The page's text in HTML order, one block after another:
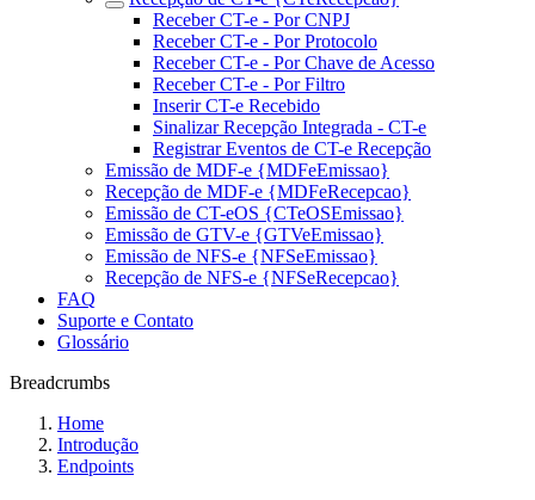
Receber CT-e - Por CNPJ
Receber CT-e - Por Protocolo
Receber CT-e - Por Chave de Acesso
Receber CT-e - Por Filtro
Inserir CT-e Recebido
Sinalizar Recepção Integrada - CT-e
Registrar Eventos de CT-e Recepção
Emissão de MDF-e {MDFeEmissao}
Recepção de MDF-e {MDFeRecepcao}
Emissão de CT-eOS {CTeOSEmissao}
Emissão de GTV-e {GTVeEmissao}
Emissão de NFS-e {NFSeEmissao}
Recepção de NFS-e {NFSeRecepcao}
FAQ
Suporte e Contato
Glossário
Breadcrumbs
Home
Introdução
Endpoints